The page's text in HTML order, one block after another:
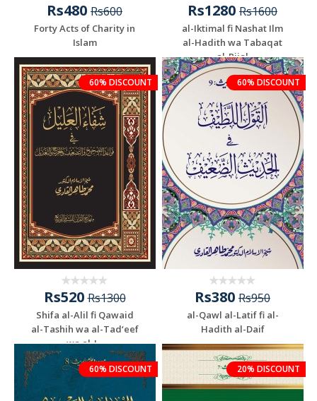
Rs480 Rs600
Forty Acts of Charity in
Islam
Rs1280 Rs1600
al-Iktimal fi Nashat Ilm
al-Hadith wa Tabaqat
al-Rijal
60% DISCOUNT
Rs520Rs1300
Shifa al-Alil fi Qawaid
al-Tashih wa al-Tad‘eef
wa al-J...
60% DISCOUNT
Rs380 Rs950
al-Qawl al-Latif fi al-
Hadith al-Daif
60% DISCOUNT 20% DISCOUNT